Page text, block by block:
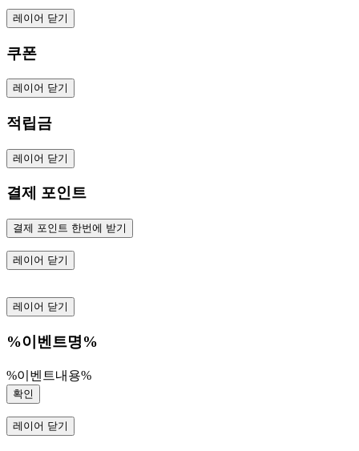
레이어 닫기
쿠폰
레이어 닫기
적립금
레이어 닫기
결제 포인트
결제 포인트 한번에 받기
레이어 닫기
레이어 닫기
%이벤트명%
%이벤트내용%
확인
레이어 닫기